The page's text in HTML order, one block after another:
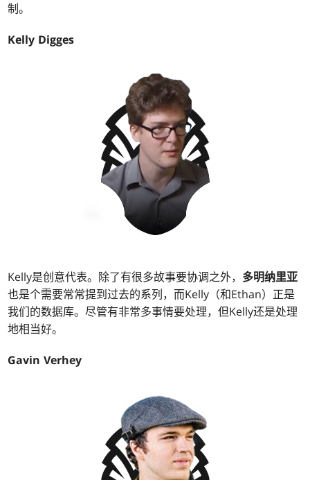
制。
Kelly Digges
Kelly是创意代表。除了有很多故事要协调之外， 多明纳里亚
也是个需要常常提到过去的系列，而Kelly（和Ethan）正是
我们的数据库。尽管有非常多事情要处理，但Kelly还是处理
地相当好。
Gavin Verhey